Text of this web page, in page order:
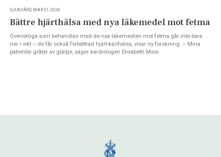
SJUKVÅRD, MAR 31, 2026
Bättre hjärthälsa med nya läkemedel mot fetma
Överviktiga som behandlas med de nya läkemedlen mot fetma går inte bara
ner i vikt – de får också förbättrad hjärt-kärlhälsa, visar ny forskning. – Mina
patienter gråter av glädje, säger kardiologen Elisabeth Moor.